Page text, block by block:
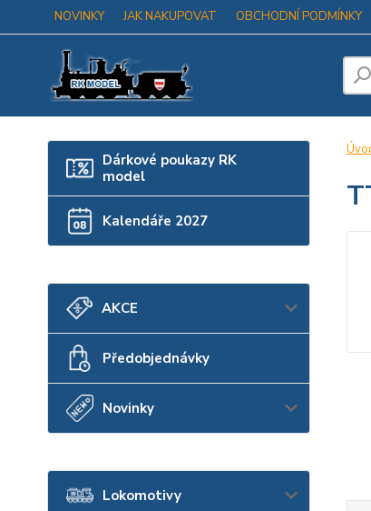
NOVINKY JAK NAKUPOVAT OBCHODNÍ PODMÍNKY
Dárkové poukazy RK
model
Kalendáře 2027
AKCE
Předobjednávky
Novinky
Lokomotivy